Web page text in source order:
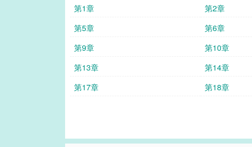
第1章 第2章
第5章
第6章
第9章
第10章
第13章
第14章
第17章
第18章